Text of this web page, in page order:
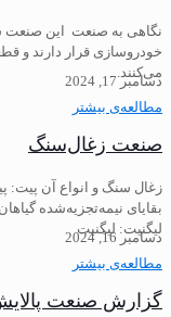
نگاهی به صنعت این صنعت
خودروسازی قرار دارند و
می‌کنند.
مطالعه‌ی بیشتر
دسامبر 17, 2024
صنعت زغال‌سنگ
زغال سنگ و انواع آن پیت:
بقایای نیمه‌تجزیه‌شده
لیگنیت: لیگنیت
مطالعه‌ی بیشتر
دسامبر 16, 2024
گزارش صنعت